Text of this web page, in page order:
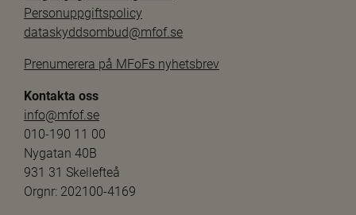
Personuppgiftspolicy
dataskyddsombud@mfof.se
Prenumerera på MFoFs nyhetsbrev
Kontakta oss
info@mfof.se
010-190 11 00
Nygatan 40B
931 31 Skellefteå
Orgnr: 202100-4169